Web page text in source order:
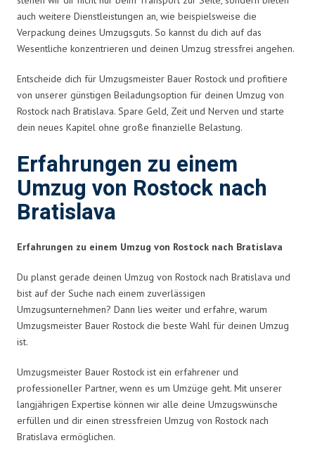
auch weitere Dienstleistungen an, wie beispielsweise die
Verpackung deines Umzugsguts. So kannst du dich auf das
Wesentliche konzentrieren und deinen Umzug stressfrei angehen.
Entscheide dich für Umzugsmeister Bauer Rostock und profitiere
von unserer günstigen Beiladungsoption für deinen Umzug von
Rostock nach Bratislava. Spare Geld, Zeit und Nerven und starte
dein neues Kapitel ohne große finanzielle Belastung.
Erfahrungen zu einem
Umzug von Rostock nach
Bratislava
Erfahrungen zu einem Umzug von Rostock nach Bratislava
Du planst gerade deinen Umzug von Rostock nach Bratislava und
bist auf der Suche nach einem zuverlässigen
Umzugsunternehmen? Dann lies weiter und erfahre, warum
Umzugsmeister Bauer Rostock die beste Wahl für deinen Umzug
ist.
Umzugsmeister Bauer Rostock ist ein erfahrener und
professioneller Partner, wenn es um Umzüge geht. Mit unserer
langjährigen Expertise können wir alle deine Umzugswünsche
erfüllen und dir einen stressfreien Umzug von Rostock nach
Bratislava ermöglichen.